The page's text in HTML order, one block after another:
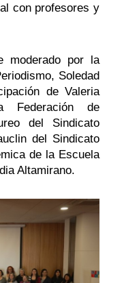
con profesores y
moderado por la
Soledad
de Valeria
Federación de
del Sindicato
del Sindicato
de la Escuela
Altamirano.